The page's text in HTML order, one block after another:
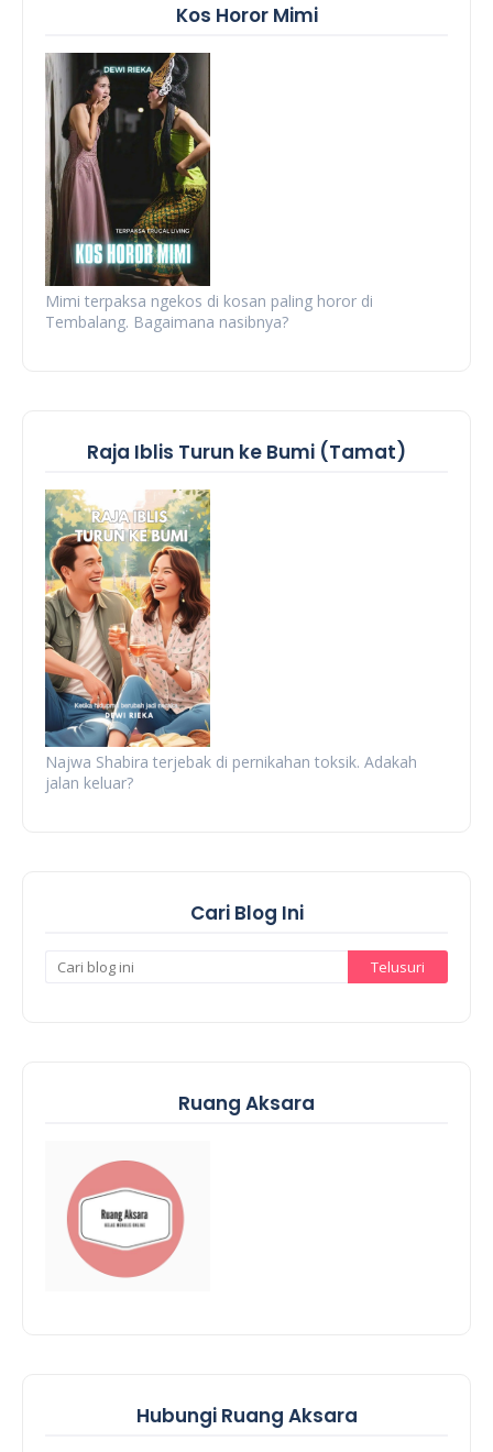
Kos Horor Mimi
Mimi terpaksa ngekos di kosan paling horor di
Tembalang. Bagaimana nasibnya?
Raja Iblis Turun ke Bumi (Tamat)
Najwa Shabira terjebak di pernikahan toksik. Adakah
jalan keluar?
Cari Blog Ini
Ruang Aksara
Hubungi Ruang Aksara